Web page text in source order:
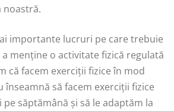
noastră.
importante lucruri pe care trebuie
menține o activitate fizică regulată
că facem exerciții fizice în mod
înseamnă să facem exerciții fizice
săptămână și să le adaptăm la